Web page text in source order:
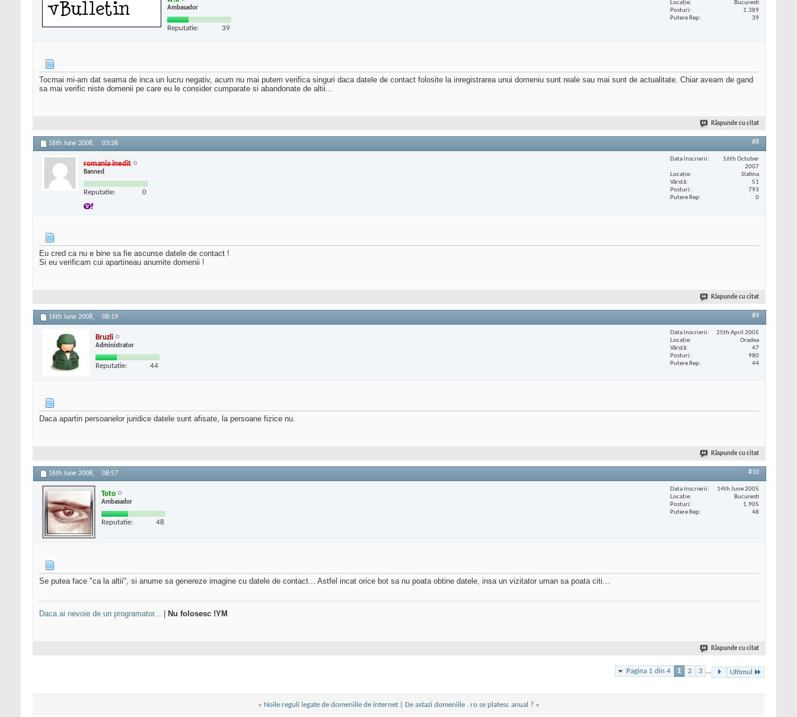
Ambasador
Reputatie: 39
Locaţie
Bucuresti
Posturi
1.389
Putere Rep
39
Tocmai mi-am dat seama de inca un lucru negativ, acum nu mai putem verifica singuri daca datele de contact folosite la inregistrarea unui domeniu sunt reale sau mai sunt de actualitate. Chiar aveam de gand
sa mai verific niste domenii pe care eu le consider cumparate si abandonate de altii...
Răspunde cu citat
16th June 2008, 03:26 #8
romania inedit
Banned
Reputatie: 0
Data înscrierii
16th October
2007
Locaţie
Slatina
Vârstă
51
Posturi
793
Putere Rep
0
Eu cred ca nu e bine sa fie ascunse datele de contact !
Si eu verificam cui apartineau anumite domenii !
Răspunde cu citat
16th June 2008, 08:19 #9
Bruzli
Administrator
Reputatie: 44
Data înscrierii
25th April 2005
Locaţie
Oradea
Vârstă
47
Posturi
980
Putere Rep
44
Daca apartin persoanelor juridice datele sunt afisate, la persoane fizice nu.
Răspunde cu citat
16th June 2008, 08:57 #10
Toto
Ambasador
Reputatie: 48
Data înscrierii
14th June 2005
Locaţie
Bucuresti
Posturi
1.905
Putere Rep
48
Se putea face "ca la altii", si anume sa genereze imagine cu datele de contact... Astfel incat orice bot sa nu poata obtine datele, insa un vizitator uman sa poata citi...
Daca ai nevoie de un programator... Nu folosesc !YM
Răspunde cu citat
Pagina 1 din 4 1 2 3 ... Ultimul
« Noile reguli legate de domeniile de internet| De astazi domeniile . ro se platesc anual ? »